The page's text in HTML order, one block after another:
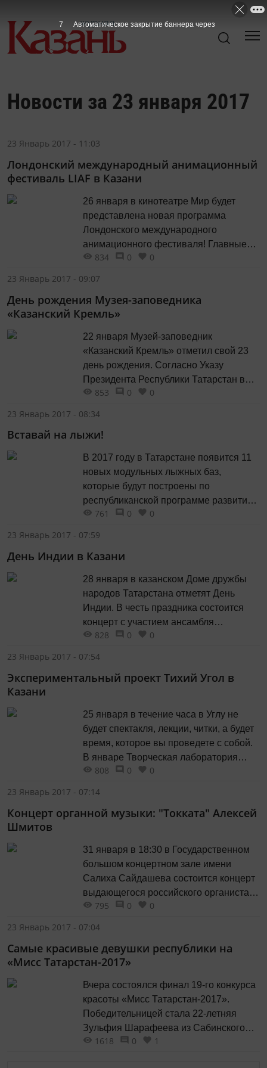
Новости за 23 января 2017
23 Январь 2017 - 11:03
Лондонский международный анимационный
фестиваль LIAF в Казани
26 января в кинотеатре Мир будет
представлена новая программа
Лондонского международного
анимационного фестиваля! Главные
фильмы из национального и
12 декабря 2016 года. Фестиваль LIAF -
главный независимый анимационный
фестиваль Европы, программы
которого составляют
сюрреалистичные, провокационные,
невероятные истории, нарисованные
с...
834 0
0
23 Январь 2017 - 09:07
День рождения Музея-заповедника
«Казанский Кремль»
22 января Музей-заповедник
«Казанский Кремль» отметил свой 23
день рождения. Согласно Указу
Президента Республики Татарстан в
1994 году на основе комплекса
архитектурный и художественный
сердце Казани. Отсюда начался город,
здесь родилась его история. Здесь как
нельзя лучше ощущается присущая
этому месту гармония...
853 0
0
23 Январь 2017 - 08:34
Вставай на лыжи!
В 2017 году в Татарстане появится 11
новых модульных лыжных баз,
которые будут построены по
республиканской программе развития
лыжных гонок. Об этом сообщает
молодежи и спорту Республики
планируем построить 11 лыжных баз
на 66 миллионов рублей в...
761 0
0
23 Январь 2017 - 07:59
День Индии в Казани
28 января в казанском Доме дружбы
народов Татарстана отметят День
Индии. В честь праздника состоится
концерт с участием ансамбля
индийского танца «Сантош» и показ
мероприятие начнется в 16 часов.
828 0
0
23 Январь 2017 - 07:54
Экспериментальный проект Тихий Угол в
Казани
25 января в течение часа в Углу не
будет спектакля, лекции, читки, а будет
время, которое вы проведете с собой.
В январе Творческая лаборатория
Угол посвящает один день тишине.
мимо, а можно попробовать вырвать
808 0
0
23 Январь 2017 - 07:14
Концерт органной музыки: "Токката" Алексей
Шмитов
31 января в 18:30 в Государственном
большом концертном зале имени
Салиха Сайдашева состоится концерт
выдающегося российского органиста
Алексея Шмитова. Это редкая
Очередная программа его
просветительского цикла посвящена
эффектных и блестящих жанров -
токкате. Программа концерта: Токкаты
эпохи...
795 0
0
23 Январь 2017 - 07:04
Самые красивые девушки республики на
«Мисс Татарстан-2017»
Вчера состоялся финал 19-го конкурса
красоты «Мисс Татарстан-2017».
Победительницей стала 22-летняя
Зульфия Шарафеева из Сабинского
района. По словам членов жюри, в
1618 0 1
7 Автоматическое закрытие баннера через